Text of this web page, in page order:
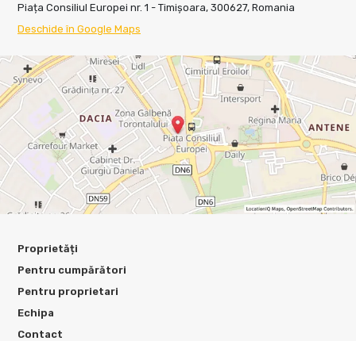
Piața Consiliul Europei nr. 1 - Timișoara, 300627, Romania
Deschide în Google Maps
Proprietăți
Pentru cumpărători
Pentru proprietari
Echipa
Contact